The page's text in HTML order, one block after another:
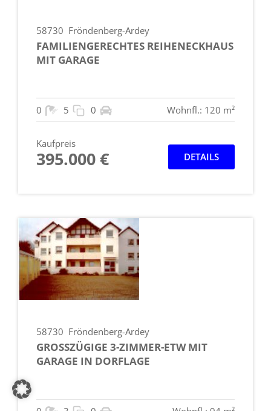
58730 Fröndenberg-Ardey
FAMILIENGERECHTES REIHENECKHAUS
MIT GARAGE
0 5 0 Wohnfl.: 120 m²
Kaufpreis
395.000 € DETAILS
58730 Fröndenberg-Ardey
GROSSZÜGIGE 3-ZIMMER-ETW MIT G
ARAGE IN DORFLAGE